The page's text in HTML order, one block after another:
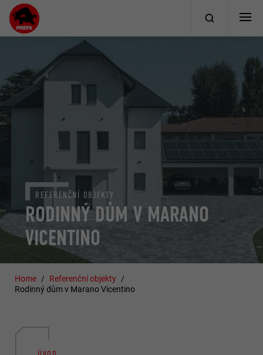
RODINNÝ DŮM V MARANO
VICENTINO
REFERENČNÍ OBJEKTY
Home
Referenční objekty
Rodinný dům v Marano Vicentino